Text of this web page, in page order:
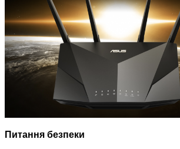
Питання безпеки